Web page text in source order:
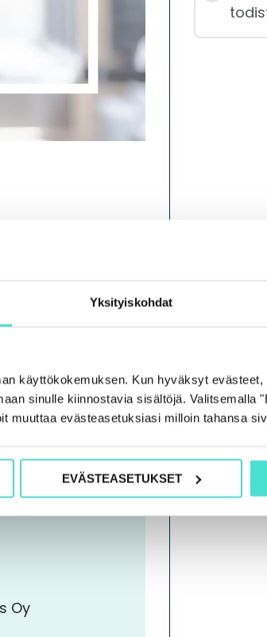
Yksityiskohdat
käyttökokemuksen. Kun hyväksyt
sinulle kiinnostavia sisältöjä. Valitsemalla
muuttaa evästeasetuksiasi milloin tahansa
EVÄSTEASETUKSET
O
H
L
M
Oy